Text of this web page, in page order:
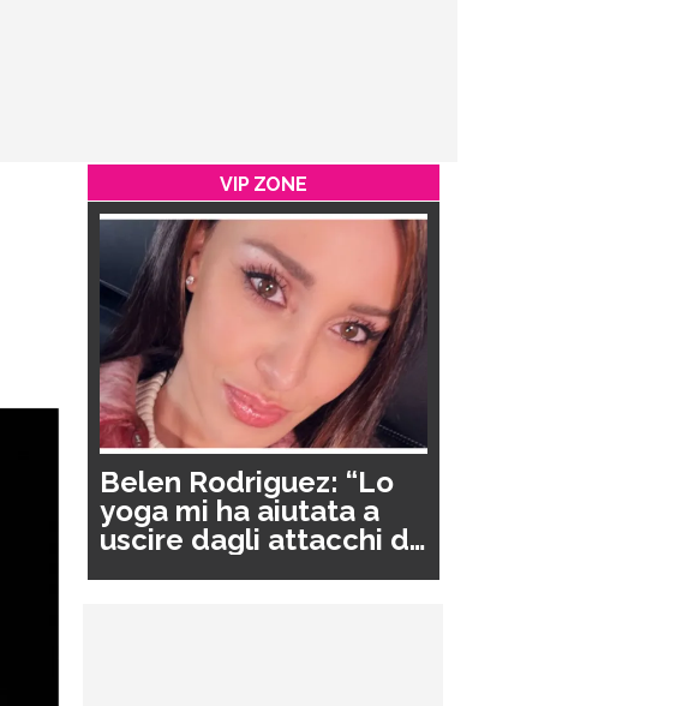
VIP ZONE
Belen Rodriguez: “Lo
yoga mi ha aiutata a
uscire dagli attacchi di